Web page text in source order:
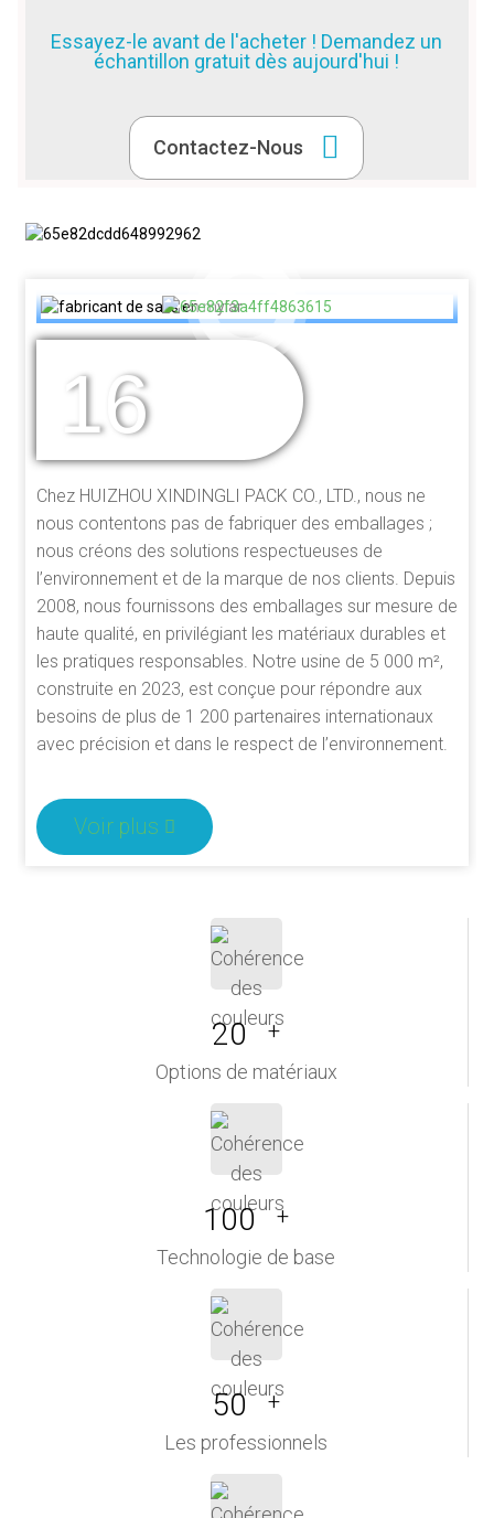
Essayez-le avant de l'acheter ! Demandez un
échantillon gratuit dès aujourd'hui !
Contactez-Nous
16
Chez HUIZHOU XINDINGLI PACK CO., LTD., nous ne
nous contentons pas de fabriquer des emballages ;
nous créons des solutions respectueuses de
l’environnement et de la marque de nos clients. Depuis
2008, nous fournissons des emballages sur mesure de
haute qualité, en privilégiant les matériaux durables et
les pratiques responsables. Notre usine de 5 000 m²,
construite en 2023, est conçue pour répondre aux
besoins de plus de 1 200 partenaires internationaux
avec précision et dans le respect de l’environnement.
Voir plus
20 +
Options de matériaux
100 +
Technologie de base
50 +
Les professionnels